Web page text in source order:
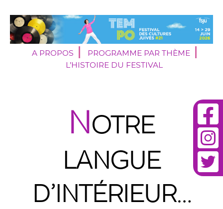
A PROPOS
PROGRAMME PAR THÈME
L’HISTOIRE DU FESTIVAL
NOTRE
LANGUE
D’INTÉRIEUR…